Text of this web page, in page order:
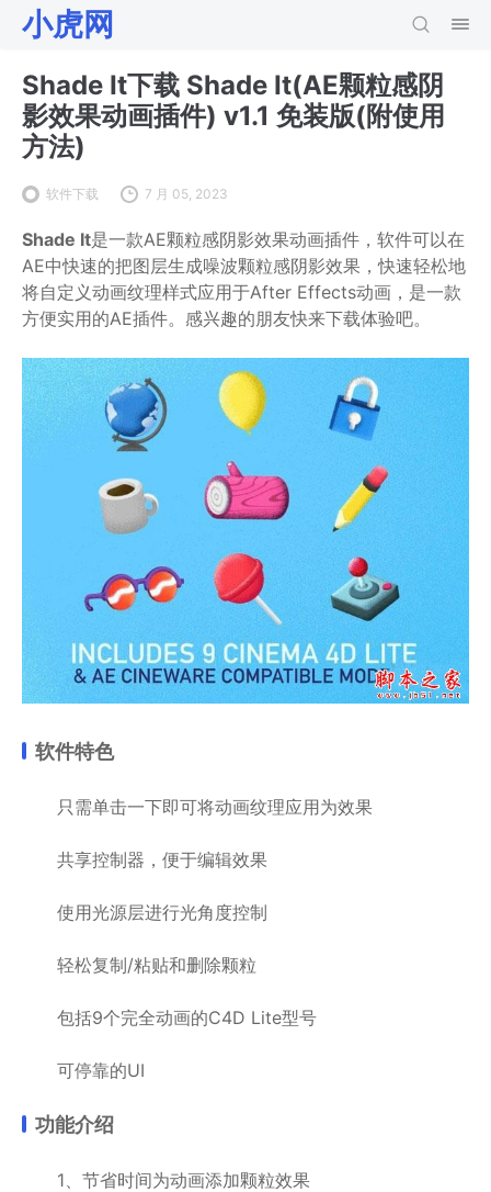
小虎网
Shade It下载 Shade It(AE颗粒感阴
影效果动画插件) v1.1 免装版(附使用
方法)
软件下载 7 月 05, 2023
Shade It是一款AE颗粒感阴影效果动画插件，软件可以在
AE中快速的把图层生成噪波颗粒感阴影效果，快速轻松地
将自定义动画纹理样式应用于After Effects动画，是一款
方便实用的AE插件。感兴趣的朋友快来下载体验吧。
软件特色
只需单击一下即可将动画纹理应用为效果
共享控制器，便于编辑效果
使用光源层进行光角度控制
轻松复制/粘贴和删除颗粒
包括9个完全动画的C4D Lite型号
可停靠的UI
功能介绍
1、节省时间为动画添加颗粒效果